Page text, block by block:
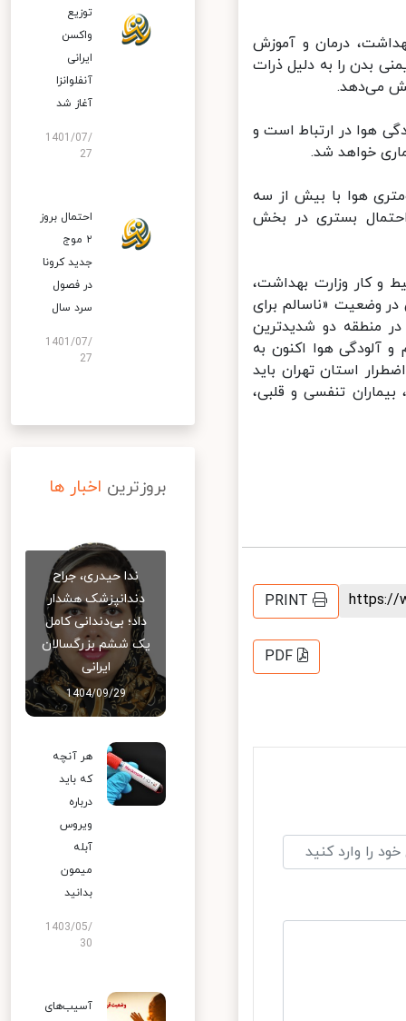
درمان و آموزش
بدن را به دلیل ذرات
می‌دهد.
جدید نیز میزان عوارض شدید کووید۱۹ با آلودگی هوا در ارتباط است و
خواهد شد.
هر افزایش تماس با ذرات آلاینده ۲.۵ میکرومتری هوا با بیش از سه
بستری در بخش
کار وزارت بهداشت،
اکنون ۱۶ ایستگاه در تهران در وضعیت «ناسالم برای
شاخص این ۱۶ ایستگاه بالای ١۵٠ بوده و در منطقه دو شدیدترین
هوا اکنون به
استان تهران باید
تنفسی و قلبی،
PRINT
PDF
توزیع
واکسن
ایرانی
آنفلوانزا
آغاز شد
1401/07/
27
احتمال بروز
۲ موج
جدید کرونا
در فصول
سرد سال
1401/07/
27
بروزترین اخبار ها
ندا حیدری، جراح
دندانپزشک هشدار
داد؛ بی‌دندانی کامل
یک ششم بزرگسالان
ایرانی
1404/09/29
هر آنچه
که باید
درباره
ویروس
آبله
میمون
بدانید
1403/05/
30
آسیب‌های